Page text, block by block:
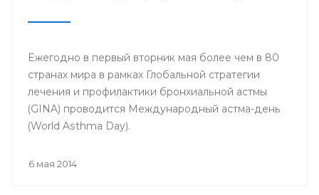
Ежегодно в первый вторник мая более чем в 80
странах мира в рамках Глобальной стратегии
лечения и профилактики бронхиальной астмы
(GINA) проводится Международный астма-день
(World Asthma Day).
6 мая 2014